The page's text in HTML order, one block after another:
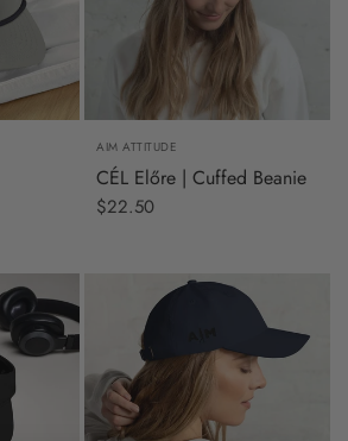
AIM ATTITUDE
CÉL Előre | Cuffed Beanie
$22.50